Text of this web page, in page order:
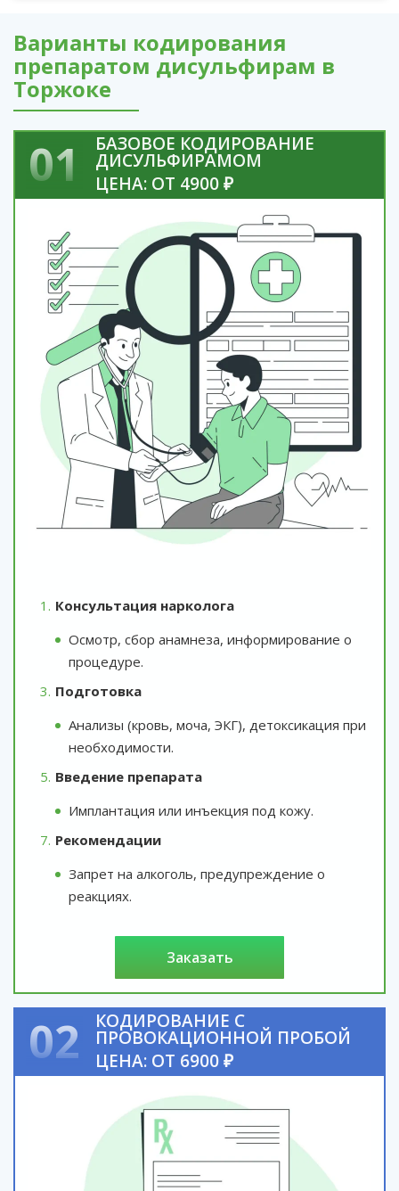
Варианты кодирования
препаратом дисульфирам в
Торжоке
01 БАЗОВОЕ КОДИРОВАНИЕ
ДИСУЛЬФИРАМОМ
ЦЕНА: ОТ 4900 ₽
Консультация нарколога
Осмотр, сбор анамнеза, информирование о
процедуре.
Подготовка
Анализы (кровь, моча, ЭКГ), детоксикация при
необходимости.
Введение препарата
Имплантация или инъекция под кожу.
Рекомендации
Запрет на алкоголь, предупреждение о
реакциях.
заказать
02 КОДИРОВАНИЕ С
ПРОВОКАЦИОННОЙ ПРОБОЙ
ЦЕНА: ОТ 6900 ₽